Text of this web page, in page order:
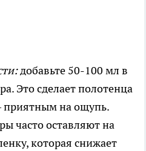
добавьте 50-100 мл в
Это сделает полотенца
на ощупь.
часто оставляют на
которая снижает